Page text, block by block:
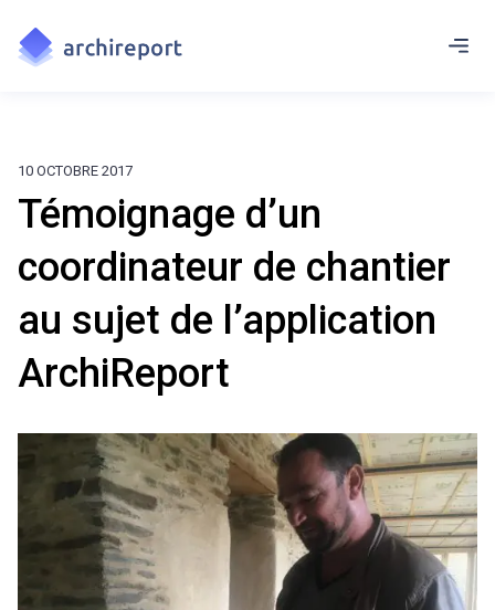
10 OCTOBRE 2017
Témoignage d’un
coordinateur de chantier
au sujet de l’application
ArchiReport